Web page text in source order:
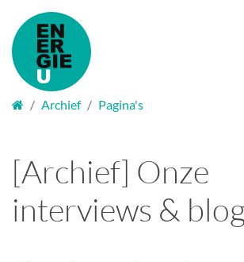
Welkom
Archief Pagina's
[Archief] Onze
interviews &